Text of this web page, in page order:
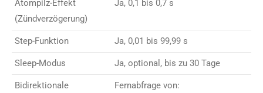
Atompilz-Effekt
(Zündverzögerung)
Ja, 0,1 bis 0,7 s
Step-Funktion Ja, 0,01 bis 99,99 s
Sleep-Modus Ja, optional, bis zu 30 Tage
Bidirektionale
Fernabfrage von: